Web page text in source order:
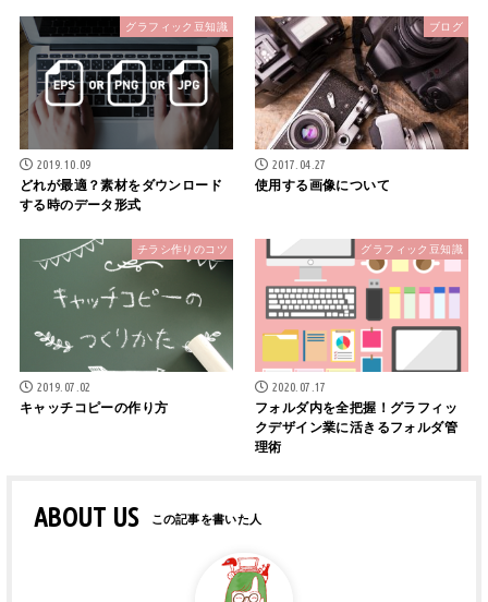
グラフィック豆知識
2019.10.09
どれが最適？素材をダウンロード
する時のデータ形式
ブログ
2017.04.27
使用する画像について
チラシ作りのコツ
2019.07.02
キャッチコピーの作り方
グラフィック豆知識
2020.07.17
フォルダ内を全把握！グラフィッ
クデザイン業に活きるフォルダ管
理術
ABOUT US